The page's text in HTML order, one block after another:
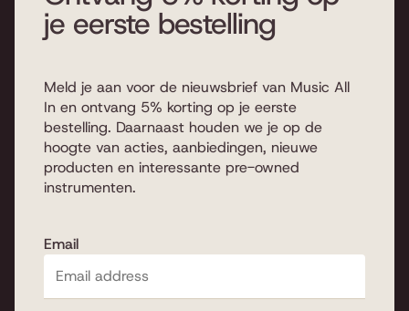
je eerste bestelling
Meld je aan voor de nieuwsbrief van Music All
In en ontvang 5% korting op je eerste
bestelling. Daarnaast houden we je op de
hoogte van acties, aanbiedingen, nieuwe
producten en interessante pre-owned
instrumenten.
Email